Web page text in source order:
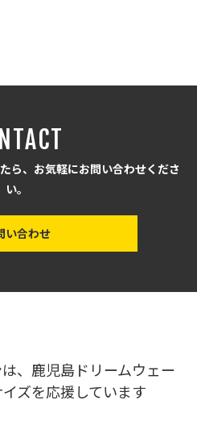
ら、お気軽にお問い合わせくださ
い。
い合わせ
、鹿児島ドリームウェー
ズを応援しています